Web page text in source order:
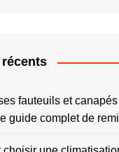
fauteuils et
guide complet de